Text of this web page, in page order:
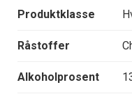
Produktklasse
Råstoffer
Alkoholprosent